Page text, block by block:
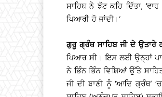
ਸਾਹਿਬ ਨੇ ਝੱਟ ਕਹਿ ਦਿੱਤਾ,
ਪਿਆਰੀ ਹੋ ਜਾਂਦੀ।’
ਗੁਰੂ ਗ੍ਰੰਥ ਸਾਹਿਬ ਜੀ ਦੇ ਉਤਾਰੇ
ਪਿਆਰ ਸੀ। ਇਸ ਲਈ ਉਨ੍ਹਾਂ
ਨੇ ਭਿੰਨ ਭਿੰਨ ਵਿਸ਼ਿਆਂ ਉੱਤੇ
ਜੀ ਦੀ ਬਾਣੀ ਨੂੰ ‘ਆਦਿ